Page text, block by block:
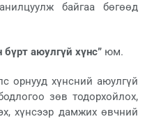
байгаа бөгөөд
аюулгүй хүнс” юм.
орнууд хүнсний аюулгүй
зөв тодорхойлох,
хүнсээр дамжих өвчний